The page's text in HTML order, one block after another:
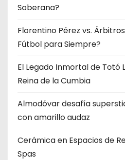
Soberana?
Florentino Pérez vs.
Fútbol para Siempre?
El Legado Inmortal de Totó
Reina de la Cumbia
Almodóvar desafía
con amarillo audaz
Cerámica en Espacios de
Spas